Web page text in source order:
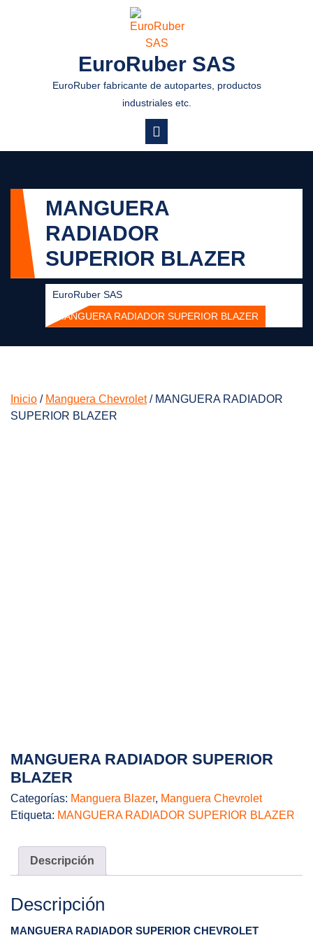
EuroRuber SAS
EuroRuber fabricante de autopartes, productos
industriales etc.
MANGUERA
RADIADOR
SUPERIOR BLAZER
EuroRuber SAS
MANGUERA RADIADOR SUPERIOR BLAZER
Inicio / Manguera Chevrolet/ MANGUERA RADIADOR
SUPERIOR BLAZER
MANGUERA RADIADOR SUPERIOR
BLAZER
Categorías: Manguera Blazer, Manguera Chevrolet
Etiqueta: MANGUERA RADIADOR SUPERIOR BLAZER
Descripción
Descripción
MANGUERA RADIADOR SUPERIOR CHEVROLET